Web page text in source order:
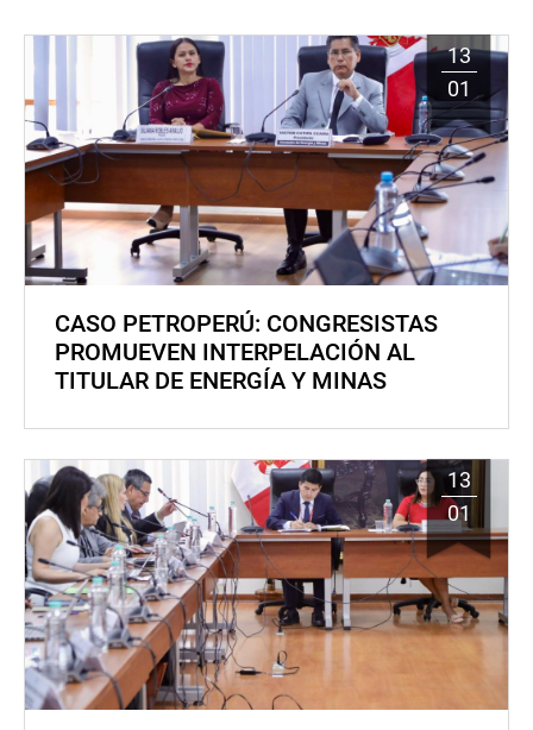
13
01
CASO PETROPERÚ: CONGRESISTAS
PROMUEVEN INTERPELACIÓN AL
TITULAR DE ENERGÍA Y MINAS
13
01